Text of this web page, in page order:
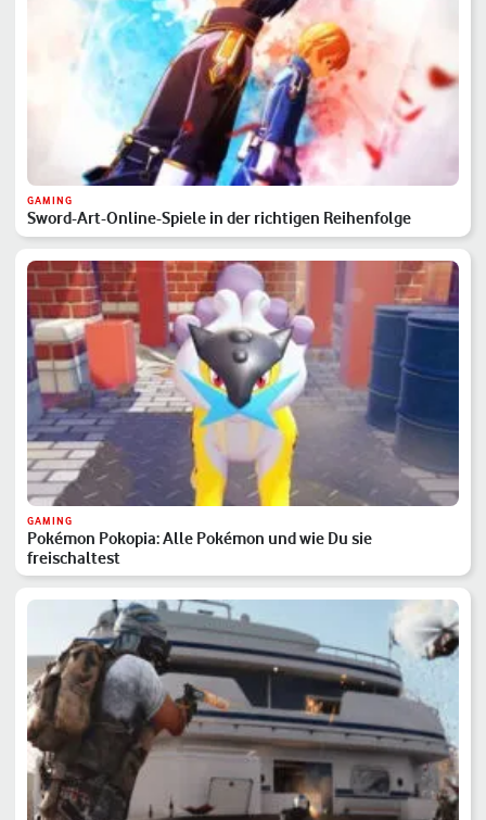
GAMING
Sword-Art-Online-Spiele in der richtigen Reihenfolge
GAMING
Pokémon Pokopia: Alle Pokémon und wie Du sie
freischaltest